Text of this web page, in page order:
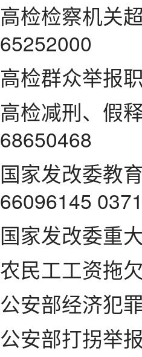
高检检察机关
65252000
高检群众举报
高检减刑、假
68650468
国家发改委教
66096145
国家发改委重
农民工工资拖
公安部经济犯
公安部打拐举